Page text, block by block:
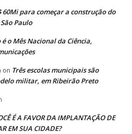
60Mi para começar a construção do
Paulo
o Mês Nacional da Ciência,
on Três escolas municipais são
militar, em Ribeirão Preto
É A FAVOR DA IMPLANTAÇÃO DE
EM SUA CIDADE?